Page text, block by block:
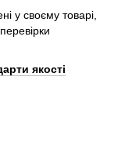
у своєму товарі,
якості